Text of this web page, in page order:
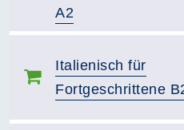
A2
Italienisch für
Fortgeschrittene